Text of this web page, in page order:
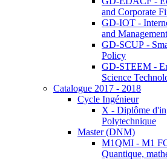
and Corporate
GD-IOT -
and
GD-SCUP -
Policy
GD-STEEM -
Science
Catalogue 2017 - 2018
Cycle Ingénieur
X - Diplôme
Polytechnique
Master (DNM)
M1QMI - M1
Quantique,